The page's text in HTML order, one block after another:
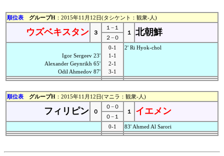
順位表 グループH ：2015年11月12日(タシケント：観衆-人)
ウズベキスタン ３
１−１
１
北朝鮮
２−０
Igor Sergeev 23'
Alexander Geynrikh 65'
Odil Ahmedov 87'
0-1
1-1
2-1
3-1
2' Ri Hyok-chol
順位表 グループH ：2015年11月12日(マニラ：観衆-人)
フィリピン ０
０−０
１
イエメン
０−１
0-1
83' Ahmed Al Sarori